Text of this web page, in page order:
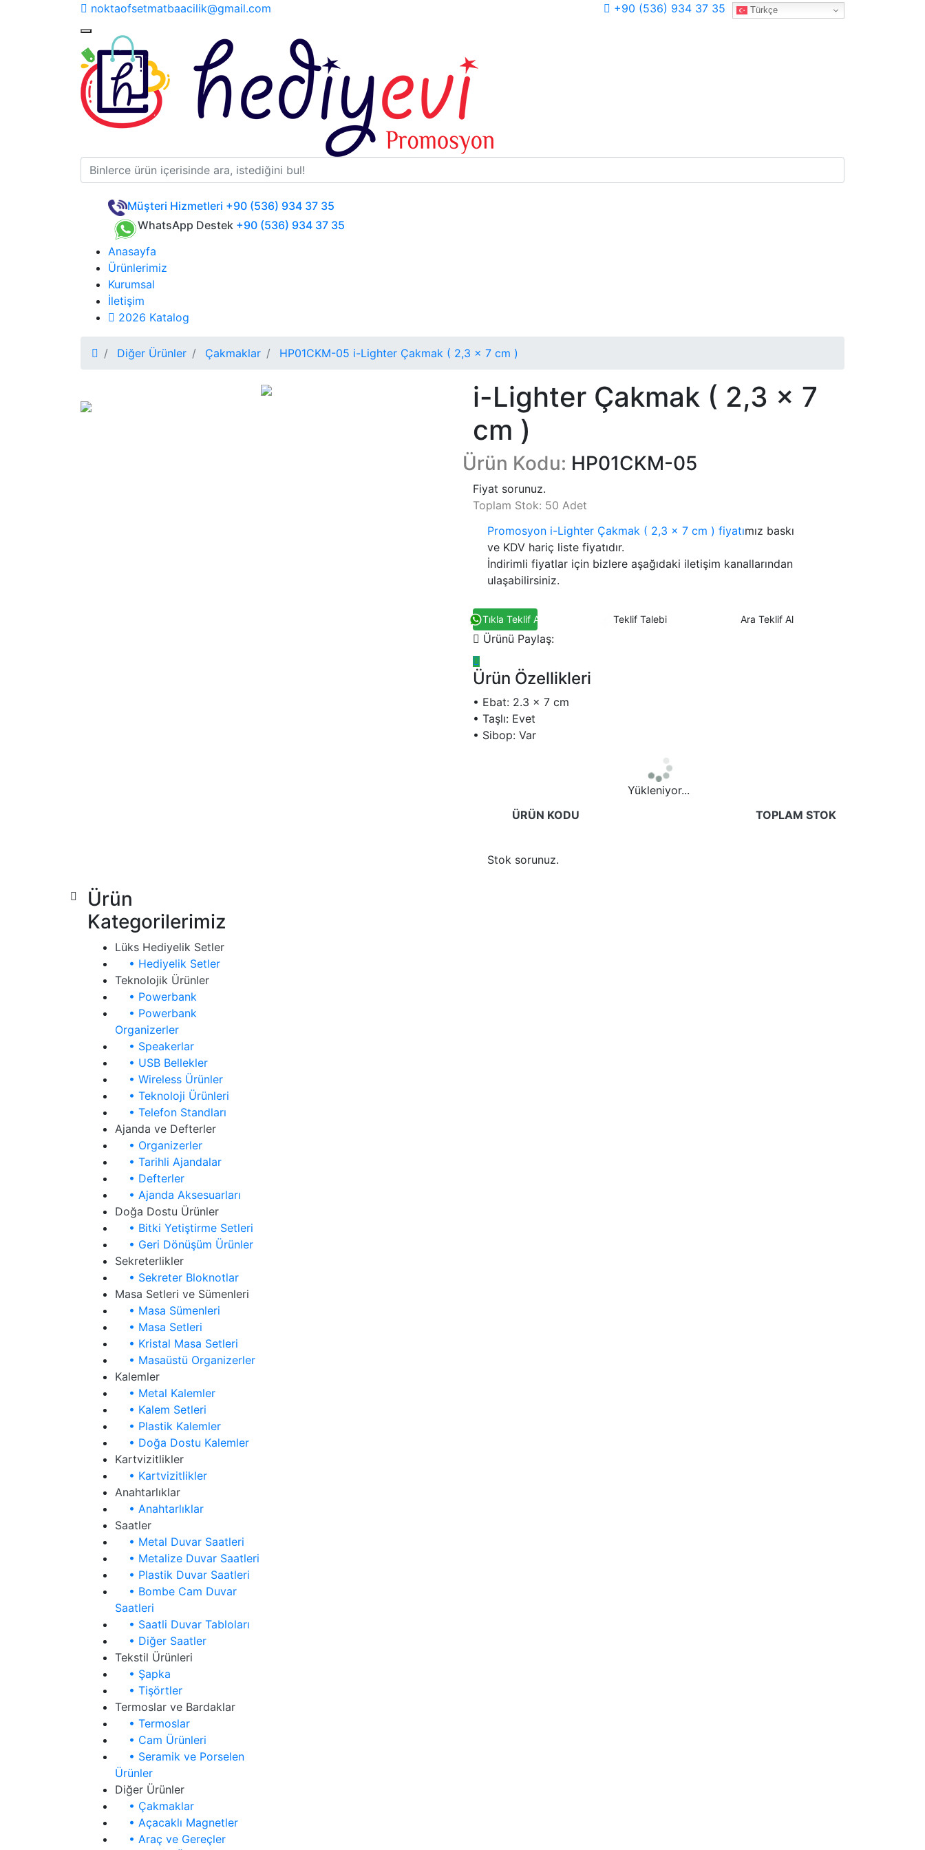
noktaofsetmatbaacilik@gmail.com +90 (536) 934 37 35 Türkçe
Müşteri Hizmetleri +90 (536) 934 37 35
WhatsApp Destek +90 (536) 934 37 35
Anasayfa
Ürünlerimiz
Kurumsal
İletişim
2026 Katalog
Diğer Ürünler Çakmaklar HP01CKM-05 i-Lighter Çakmak ( 2,3 x 7 cm )
i-Lighter Çakmak ( 2,3 x 7
cm )
Ürün Kodu: HP01CKM-05
Fiyat sorunuz.
Toplam Stok: 50 Adet
Promosyon i-Lighter Çakmak ( 2,3 x 7 cm ) fiyatımız baskı
ve KDV hariç liste fiyatıdır.
İndirimli fiyatlar için bizlere aşağıdaki iletişim kanallarından
ulaşabilirsiniz.
Tıkla Teklif Al Teklif Talebi Ara Teklif Al
Ürünü Paylaş:
Ürün Özellikleri
• Ebat: 2.3 x 7 cm
• Taşlı: Evet
• Sibop: Var
Yükleniyor...
ÜRÜN KODU
TOPLAM STOK
Stok sorunuz.
Ürün
Kategorilerimiz
Lüks Hediyelik Setler
• Hediyelik Setler
Teknolojik Ürünler
• Powerbank
• Powerbank
Organizerler
• Speakerlar
• USB Bellekler
• Wireless Ürünler
• Teknoloji Ürünleri
• Telefon Standları
Ajanda ve Defterler
• Organizerler
• Tarihli Ajandalar
• Defterler
• Ajanda Aksesuarları
Doğa Dostu Ürünler
• Bitki Yetiştirme Setleri
• Geri Dönüşüm Ürünler
Sekreterlikler
• Sekreter Bloknotlar
Masa Setleri ve Sümenleri
• Masa Sümenleri
• Masa Setleri
• Kristal Masa Setleri
• Masaüstü Organizerler
Kalemler
• Metal Kalemler
• Kalem Setleri
• Plastik Kalemler
• Doğa Dostu Kalemler
Kartvizitlikler
• Kartvizitlikler
Anahtarlıklar
• Anahtarlıklar
Saatler
• Metal Duvar Saatleri
• Metalize Duvar Saatleri
• Plastik Duvar Saatleri
• Bombe Cam Duvar
Saatleri
• Saatli Duvar Tabloları
• Diğer Saatler
Tekstil Ürünleri
• Şapka
• Tişörtler
Termoslar ve Bardaklar
• Termoslar
• Cam Ürünleri
• Seramik ve Porselen
Ürünler
Diğer Ürünler
• Çakmaklar
• Açacaklı Magnetler
• Araç ve Gereçler